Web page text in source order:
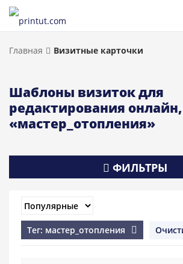
Главная Визитные карточки
Шаблоны визиток для
редактирования онлайн,
«мастер_отопления»
ФИЛЬТРЫ
Тег: мастер_отопления